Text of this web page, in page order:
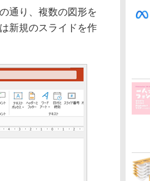
通り、複数の図形を
新規のスライドを作